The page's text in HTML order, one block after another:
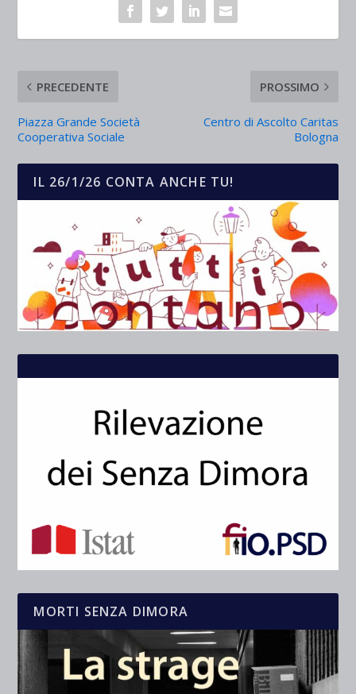
PRECEDENTE
Piazza Grande Società
Cooperativa Sociale
PROSSIMO
Centro di Ascolto Caritas
Bologna
IL 26/1/26 CONTA ANCHE TU!
MORTI SENZA DIMORA